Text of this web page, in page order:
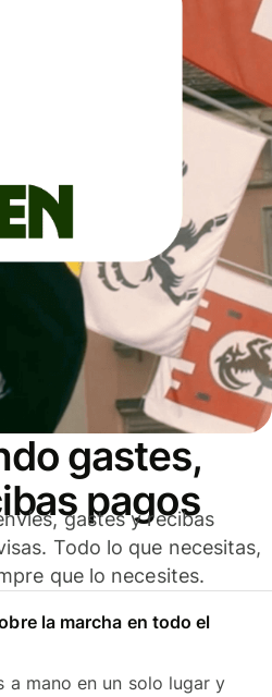
gastes,
pagos
gastes y recibas
Todo lo que necesitas,
que lo necesites.
la marcha en todo el
a mano en un solo lugar y